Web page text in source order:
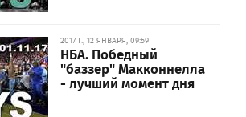
2017 Г., 12 ЯНВАРЯ, 09:59
НБА. Победный
"баззер" Макконнелла
- лучший момент дня